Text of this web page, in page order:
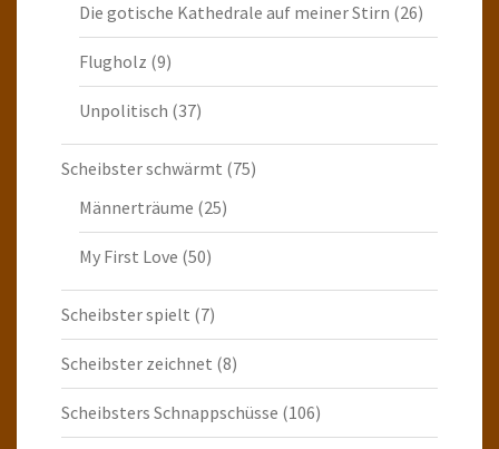
Die gotische Kathedrale auf meiner Stirn (26)
Flugholz (9)
Unpolitisch (37)
Scheibster schwärmt (75)
Männerträume (25)
My First Love (50)
Scheibster spielt (7)
Scheibster zeichnet (8)
Scheibsters Schnappschüsse (106)